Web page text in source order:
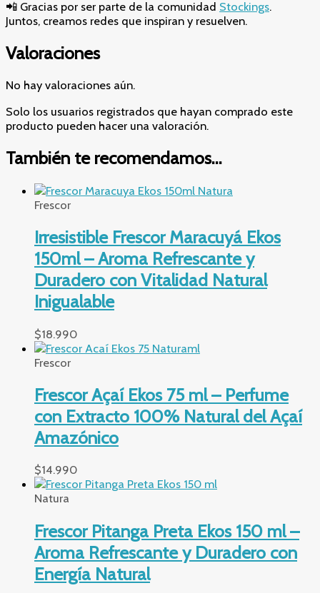
📲 Gracias por ser parte de la comunidad Stockings.
Juntos, creamos redes que inspiran y resuelven.
Valoraciones
No hay valoraciones aún.
Solo los usuarios registrados que hayan comprado este
producto pueden hacer una valoración.
También te recomendamos…
Frescor
Irresistible Frescor Maracuyá Ekos
150ml – Aroma Refrescante y
Duradero con Vitalidad Natural
Inigualable
$18.990
Frescor
Frescor Açaí Ekos 75 ml – Perfume
con Extracto 100% Natural del Açaí
Amazónico
$14.990
Natura
Frescor Pitanga Preta Ekos 150 ml –
Aroma Refrescante y Duradero con
Energía Natural